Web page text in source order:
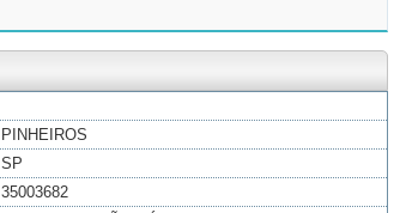
PINHEIROS
SP
35003682